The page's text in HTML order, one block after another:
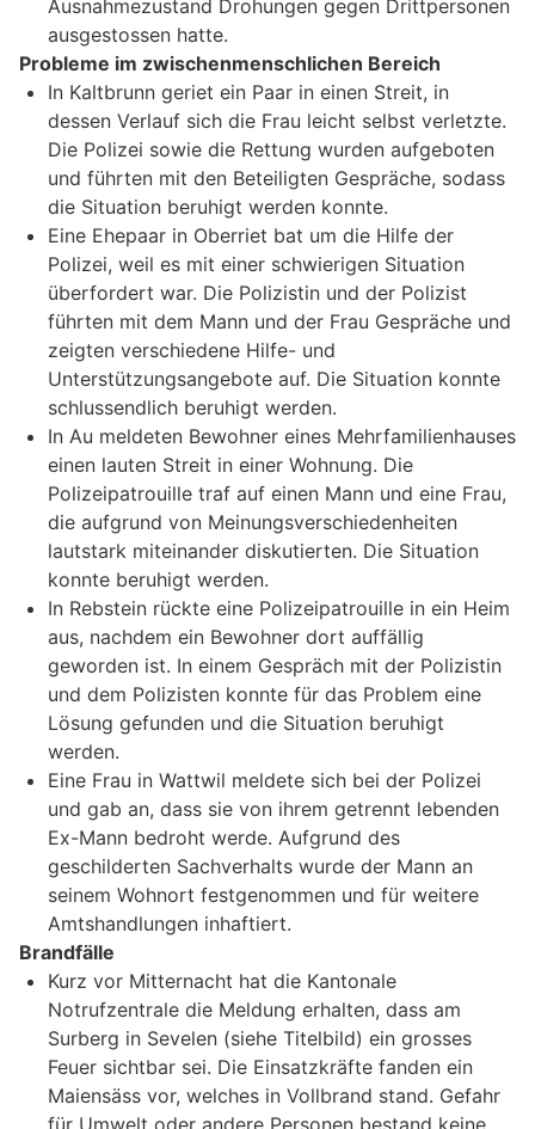
Ausnahmezustand Drohungen gegen Drittpersonen
ausgestossen hatte.
Probleme im zwischenmenschlichen Bereich
In Kaltbrunn geriet ein Paar in einen Streit, in
dessen Verlauf sich die Frau leicht selbst verletzte.
Die Polizei sowie die Rettung wurden aufgeboten
und führten mit den Beteiligten Gespräche, sodass
die Situation beruhigt werden konnte.
Eine Ehepaar in Oberriet bat um die Hilfe der
Polizei, weil es mit einer schwierigen Situation
überfordert war. Die Polizistin und der Polizist
führten mit dem Mann und der Frau Gespräche und
zeigten verschiedene Hilfe- und
Unterstützungsangebote auf. Die Situation konnte
schlussendlich beruhigt werden.
In Au meldeten Bewohner eines Mehrfamilienhauses
einen lauten Streit in einer Wohnung. Die
Polizeipatrouille traf auf einen Mann und eine Frau,
die aufgrund von Meinungsverschiedenheiten
lautstark miteinander diskutierten. Die Situation
konnte beruhigt werden.
In Rebstein rückte eine Polizeipatrouille in ein Heim
aus, nachdem ein Bewohner dort auffällig
geworden ist. In einem Gespräch mit der Polizistin
und dem Polizisten konnte für das Problem eine
Lösung gefunden und die Situation beruhigt
werden.
Eine Frau in Wattwil meldete sich bei der Polizei
und gab an, dass sie von ihrem getrennt lebenden
Ex-Mann bedroht werde. Aufgrund des
geschilderten Sachverhalts wurde der Mann an
seinem Wohnort festgenommen und für weitere
Amtshandlungen inhaftiert.
Brandfälle
Kurz vor Mitternacht hat die Kantonale
Notrufzentrale die Meldung erhalten, dass am
Surberg in Sevelen (siehe Titelbild) ein grosses
Feuer sichtbar sei. Die Einsatzkräfte fanden ein
Maiensäss vor, welches in Vollbrand stand. Gefahr